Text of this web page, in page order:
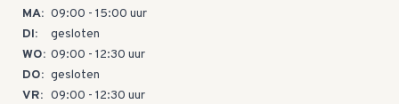
MA: 09:00 - 15:00 uur
DI:
gesloten
WO: 09:00 - 12:30 uur
DO: gesloten
VR: 09:00 - 12:30 uur